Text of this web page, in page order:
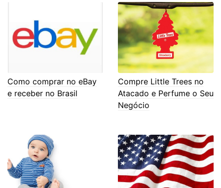
Como comprar no eBay
e receber no Brasil
Compre Little Trees no
Atacado e Perfume o Seu
Negócio